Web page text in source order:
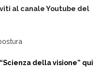
al canale Youtube del
“Scienza della visione” qui